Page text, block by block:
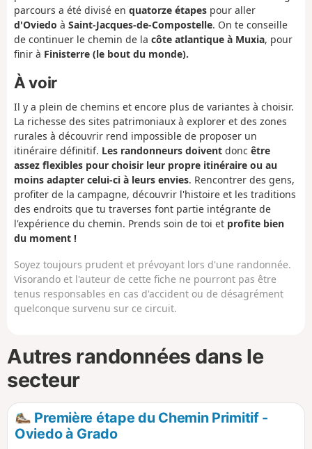
parcours a été divisé en quatorze étapes pour aller
d'Oviedo à Saint-Jacques-de-Compostelle. On te conseille
de continuer le chemin de la côte atlantique à Muxia, pour
finir à Finisterre (le bout du monde).
À voir
Il y a plein de chemins et encore plus de variantes à choisir.
La richesse des sites patrimoniaux à explorer et des zones
rurales à découvrir rend impossible de proposer un
itinéraire définitif. Les randonneurs doivent donc être
assez flexibles pour choisir leur propre itinéraire ou au
moins adapter celui-ci à leurs envies. Rencontrer des gens,
profiter de la campagne, découvrir l'histoire et les traditions
des endroits que tu traverses font partie intégrante de
l'expérience du chemin. Prends soin de toi et profite bien
du moment !
Soyez toujours prudent et prévoyant lors d'une randonnée.
Visorando et l'auteur de cette fiche ne pourront pas être
tenus responsables en cas d'accident ou de désagrément
quelconque survenu sur ce circuit.
Autres randonnées dans le
secteur
Première étape du Chemin Primitif -
Oviedo à Grado